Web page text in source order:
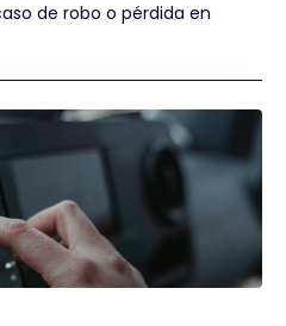
de robo o pérdida en